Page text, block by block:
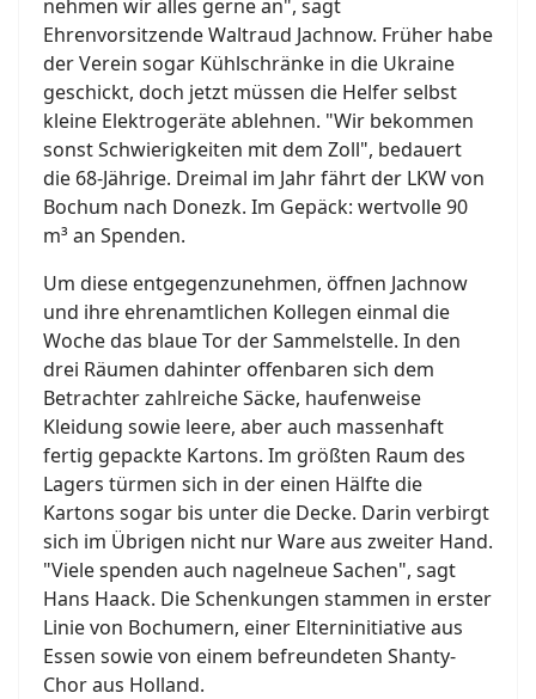
nehmen wir alles gerne an", sagt
Ehrenvorsitzende Waltraud Jachnow. Früher habe
der Verein sogar Kühlschränke in die Ukraine
geschickt, doch jetzt müssen die Helfer selbst
kleine Elektrogeräte ablehnen. "Wir bekommen
sonst Schwierigkeiten mit dem Zoll", bedauert
die 68-Jährige. Dreimal im Jahr fährt der LKW von
Bochum nach Donezk. Im Gepäck: wertvolle 90
m³ an Spenden.
Um diese entgegenzunehmen, öffnen Jachnow
und ihre ehrenamtlichen Kollegen einmal die
Woche das blaue Tor der Sammelstelle. In den
drei Räumen dahinter offenbaren sich dem
Betrachter zahlreiche Säcke, haufenweise
Kleidung sowie leere, aber auch massenhaft
fertig gepackte Kartons. Im größten Raum des
Lagers türmen sich in der einen Hälfte die
Kartons sogar bis unter die Decke. Darin verbirgt
sich im Übrigen nicht nur Ware aus zweiter Hand.
"Viele spenden auch nagelneue Sachen", sagt
Hans Haack. Die Schenkungen stammen in erster
Linie von Bochumern, einer Elterninitiative aus
Essen sowie von einem befreundeten Shanty-
Chor aus Holland.